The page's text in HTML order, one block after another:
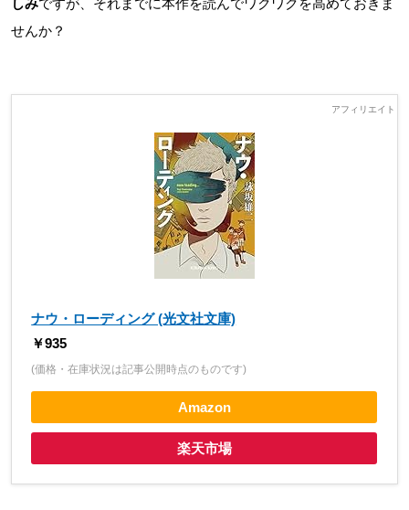
せんか？
ナウ・ローディング (光文社文庫)
￥935
(価格・在庫状況は記事公開時点のものです)
Amazon
楽天市場